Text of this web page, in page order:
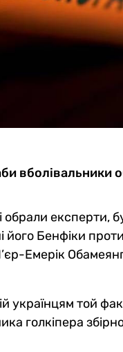
вболівальники
обрали експерти,
його Бенфіки
Емерік
українцям той
голкіпера